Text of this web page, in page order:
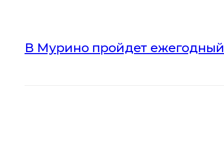
В Мурино пройдет